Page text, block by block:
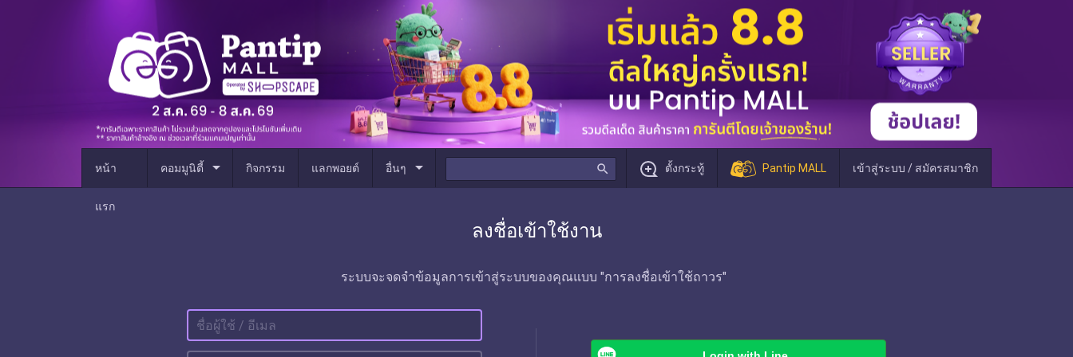
หน้า
แรก
คอมมูนิตี้ arrow_drop_down กิจกรรม แลกพอยต์ อื่นๆ arrow_drop_down search ตั้งกระทู้ Pantip MALL เข้าสู่ระบบ / สมัครสมาชิก
ลงชื่อเข้าใช้งาน
ระบบจะจดจำข้อมูลการเข้าสู่ระบบของคุณแบบ "การลงชื่อเข้าใช้ถาวร"